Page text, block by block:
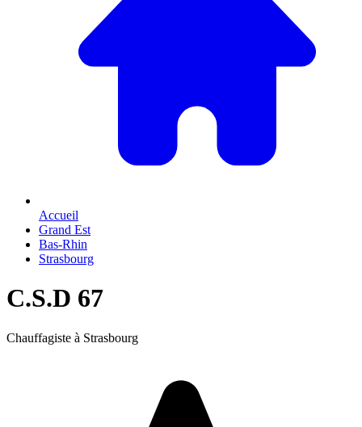
Accueil
Grand Est
Bas-Rhin
Strasbourg
C.S.D 67
Chauffagiste à Strasbourg